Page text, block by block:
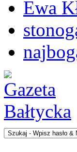
Ewa